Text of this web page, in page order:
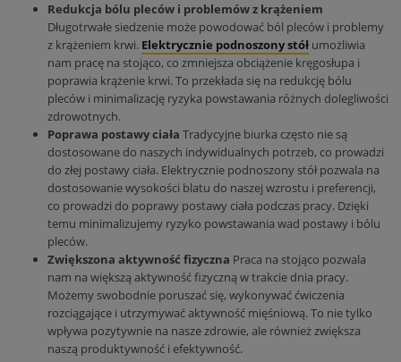
Redukcja bólu pleców i problemów z krążeniem
Długotrwałe siedzenie może powodować ból pleców i problemy
z krążeniem krwi. Elektrycznie podnoszony stół umożliwia
nam pracę na stojąco, co zmniejsza obciążenie kręgosłupa i
poprawia krążenie krwi. To przekłada się na redukcję bólu
pleców i minimalizację ryzyka powstawania różnych dolegliwości
zdrowotnych.
Poprawa postawy ciała Tradycyjne biurka często nie są
dostosowane do naszych indywidualnych potrzeb, co prowadzi
do złej postawy ciała. Elektrycznie podnoszony stół pozwala na
dostosowanie wysokości blatu do naszej wzrostu i preferencji,
co prowadzi do poprawy postawy ciała podczas pracy. Dzięki
temu minimalizujemy ryzyko powstawania wad postawy i bólu
pleców.
Zwiększona aktywność fizyczna Praca na stojąco pozwala
nam na większą aktywność fizyczną w trakcie dnia pracy.
Możemy swobodnie poruszać się, wykonywać ćwiczenia
rozciągające i utrzymywać aktywność mięśniową. To nie tylko
wpływa pozytywnie na nasze zdrowie, ale również zwiększa
naszą produktywność i efektywność.